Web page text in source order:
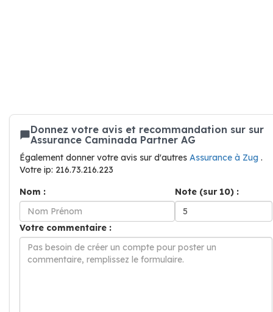
Donnez votre avis et recommandation sur sur
Assurance Caminada Partner AG
Également donner votre avis sur d'autres Assurance à Zug .
Votre ip: 216.73.216.223
Nom :
Note (sur 10) :
Votre commentaire :